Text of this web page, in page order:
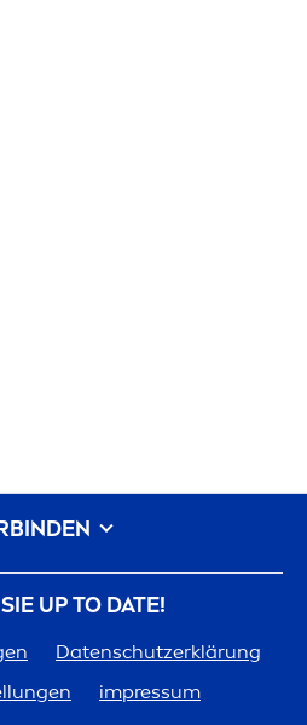
UP TO DATE!
Datenschutzerklärung
impressum